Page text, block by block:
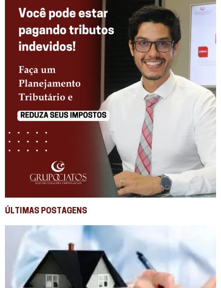
ÚLTIMAS POSTAGENS